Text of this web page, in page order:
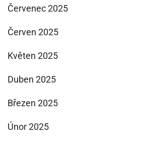
Červenec 2025
Červen 2025
Květen 2025
Duben 2025
Březen 2025
Únor 2025